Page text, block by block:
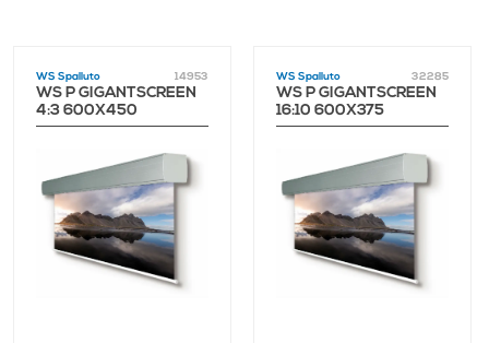
WS Spalluto 14953
WS P GIGANTSCREEN
4:3 600X450
MATTWEISS 1,0 GAIN
WS Spalluto 32285
WS P GIGANTSCREEN
16:10 600X375
MATTWEISS 1,0 GAIN